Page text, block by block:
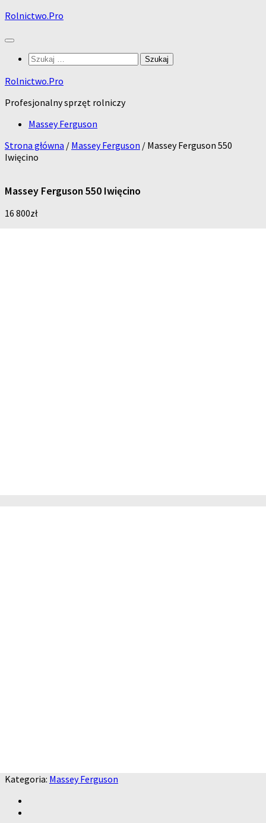
Skip
content
Rolnictwo.Pro
Szukaj:
Rolnictwo.Pro
Profesjonalny sprzęt rolniczy
Massey Ferguson
Strona główna / Massey Ferguson / Massey Ferguson 550
Iwięcino
Massey Ferguson 550 Iwięcino
16 800zł
Kategoria: Massey Ferguson